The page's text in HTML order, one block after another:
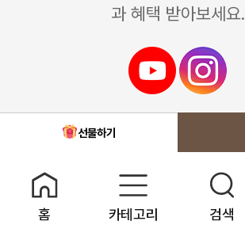
홈 카테고리 검색
선물하기
과 혜택 받아보세요.